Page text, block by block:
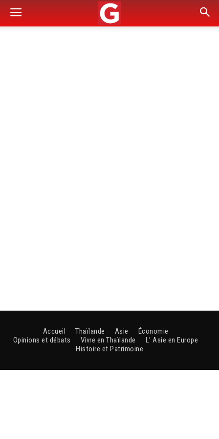
Accueil Thaïlande Asie
Économie
Opinions et débats
Vivre en Thaïlande
L’ Asie en Europe
Histoire et Patrimoine